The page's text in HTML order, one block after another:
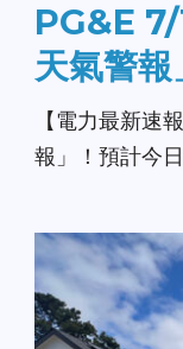
PG&E
天氣警報
【電力最新速
報」！預計今